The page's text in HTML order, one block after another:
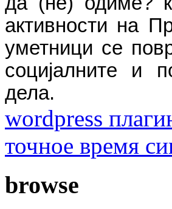
активности на
уметници се
социјалните и
дела.
wordpress
точное время
browse